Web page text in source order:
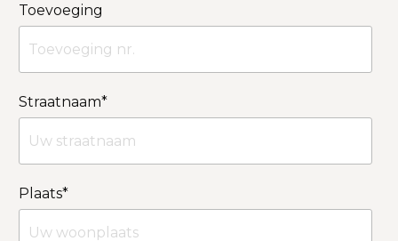
Toevoeging
Straatnaam*
Plaats*